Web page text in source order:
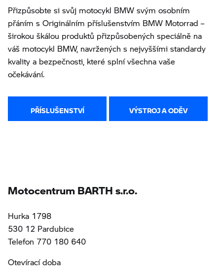
Přizpůsobte si svůj motocykl BMW svým osobním
přáním s Originálním příslušenstvím BMW Motorrad –
širokou škálou produktů přizpůsobených speciálně na
váš motocykl BMW, navržených s nejvyššími standardy
kvality a bezpečnosti, které splní všechna vaše
očekávání.
PŘÍSLUŠENSTVÍ VÝSTROJ A ODĚV
Motocentrum BARTH s.r.o.
Hurka 1798
530 12 Pardubice
Telefon 770 180 640
Otevírací doba